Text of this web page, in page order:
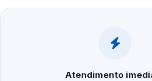
Atendimento